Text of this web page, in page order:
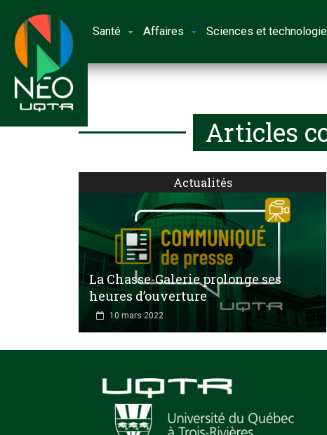
Santé Affaires Sciences et
Articles
Actualités
La Chasse-Galerie prolonge ses
heures d’ouverture
10 mars 2022